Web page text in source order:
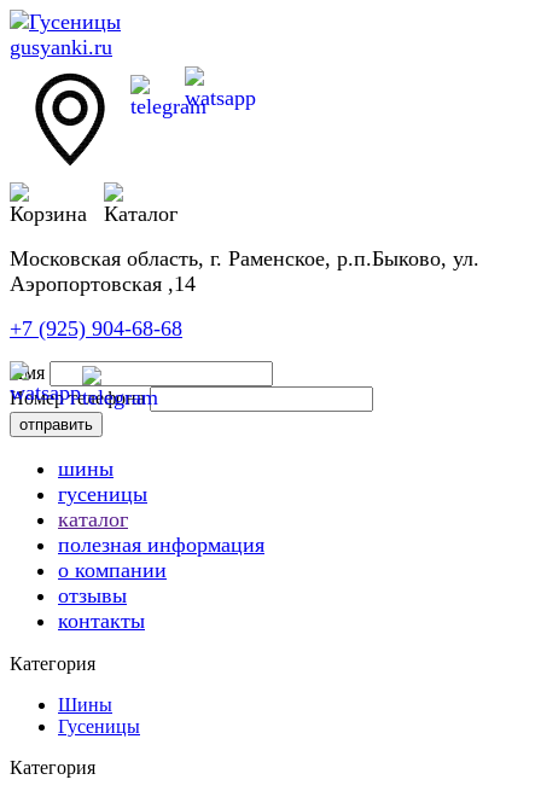
Московская область, г. Раменское, р.п.Быково, ул.
Аэропортовская ,14
+7 (925) 904-68-68
Имя
Номер телефона
шины
гусеницы
каталог
полезная информация
о компании
отзывы
контакты
Категория
Шины
Гусеницы
Категория